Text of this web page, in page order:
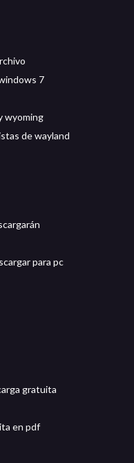
7
wyoming
de wayland
para pc
gratuita
en pdf